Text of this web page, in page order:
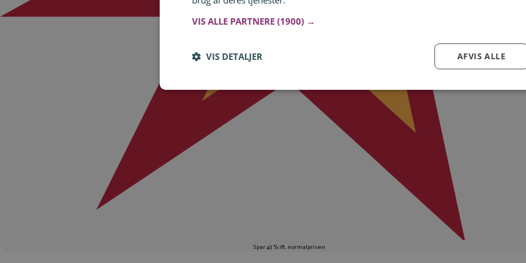
Spar 43 % ift. normalprisen
Log ind for at gemme hvad der inspirerer dig
Du kan tilføje op til 99 tilbud
VIS ALLE PARTNERE (1900) →
AFVIS ALLE
VIS DETALJER